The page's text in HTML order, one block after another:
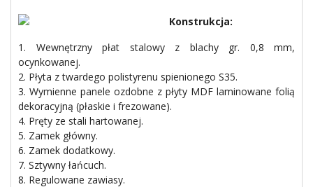
Konstrukcja:
1. Wewnętrzny płat stalowy z blachy gr. 0,8 mm,
ocynkowanej.
2. Płyta z twardego polistyrenu spienionego S35.
3. Wymienne panele ozdobne z płyty MDF laminowane folią
dekoracyjną (płaskie i frezowane).
4. Pręty ze stali hartowanej.
5. Zamek główny.
6. Zamek dodatkowy.
7. Sztywny łańcuch.
8. Regulowane zawiasy.